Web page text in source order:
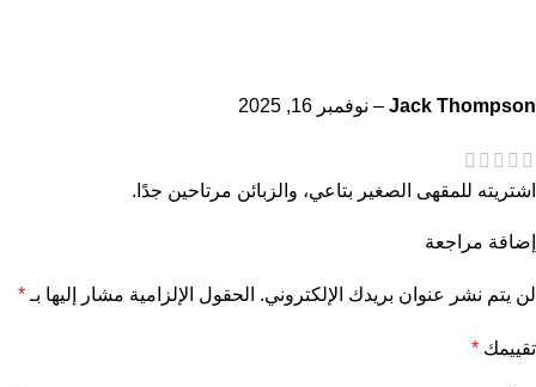
Jack Thompson
– نوفمبر 16, 2025
اشتريته للمقهى الصغير بتاعي، والزبائن مرتاحين جدًا.
إضافة مراجعة
لن يتم نشر عنوان بريدك الإلكتروني. الحقول الإلزامية مشار إليها بـ *
تقييمك *